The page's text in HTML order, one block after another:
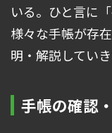
いる。ひと言に
様々な手帳が存
明・解説していき
手帳の確認